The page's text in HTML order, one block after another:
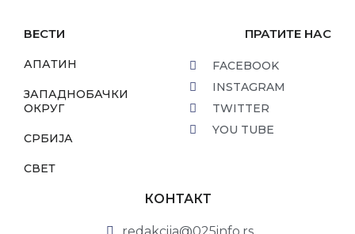
ВЕСТИ
АПАТИН
ЗАПАДНОБАЧКИ
ОКРУГ
СРБИЈА
СВЕТ
ПРАТИТЕ НАС
FACEBOOK
INSTAGRAM
TWITTER
YOU TUBE
КОНТАКТ